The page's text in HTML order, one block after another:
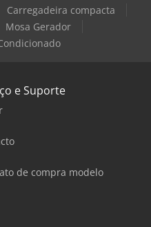
entrega: aprox. 6-8
a máquina estiver marcada
máquina é nova -
Carregadeira compacta
Mosa Gerador
e Suporte
de compra modelo